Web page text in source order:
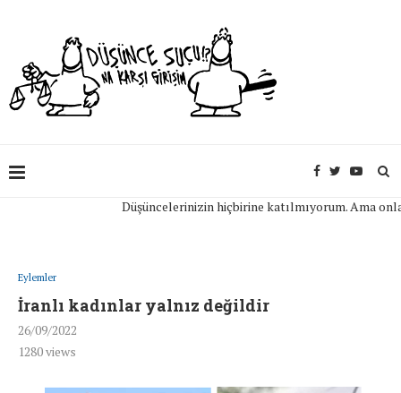
Düşüncelerinizin hiçbirine katılmıyorum. Ama onları
Eylemler
İranlı kadınlar yalnız değildir
26/09/2022
1280views